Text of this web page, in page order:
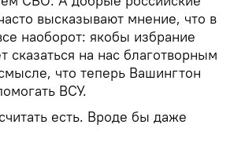
высказывают мнение, что в
наоборот: якобы избрание
сказаться на нас благотворным
что теперь Вашингтон
ВСУ.
есть. Вроде бы даже